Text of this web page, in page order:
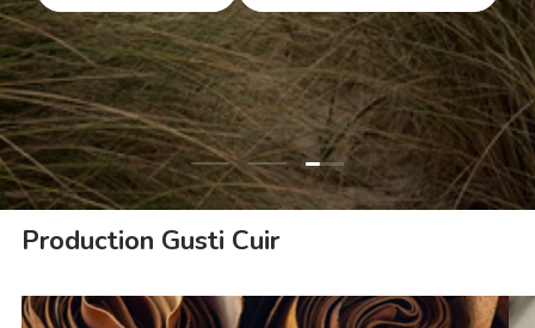
Charger la diapositive 1 de 3
Charger la diapositive 2 de 3
Charger la diapositive 3
Production Gusti Cuir